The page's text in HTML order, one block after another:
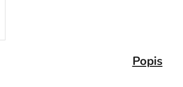
Popis